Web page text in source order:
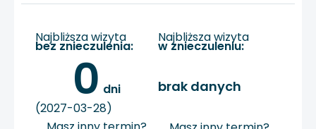
Najbliższa wizyta
bez znieczulenia:
0 dni
(2027-03-28)
Najbliższa wizyta
w znieczuleniu:
brak danych